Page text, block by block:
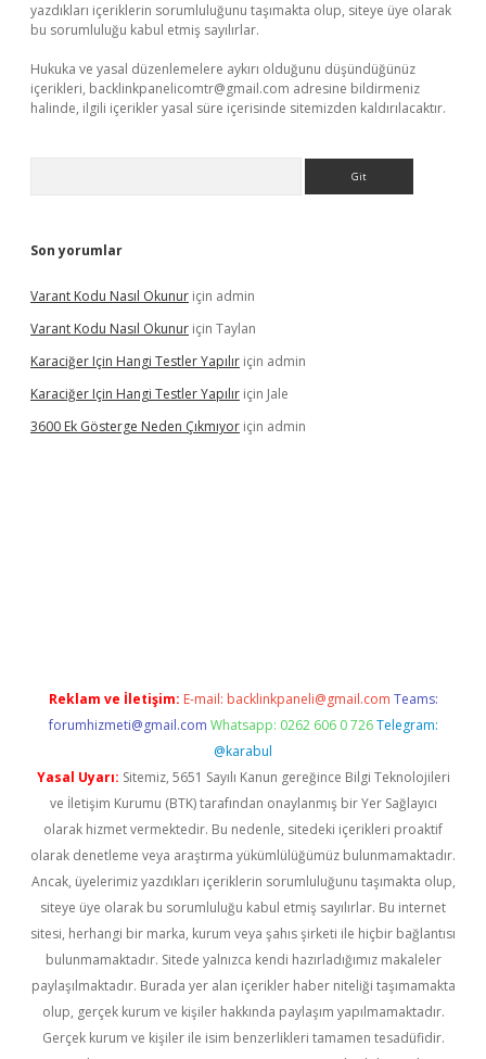
yazdıkları içeriklerin sorumluluğunu taşımakta olup, siteye üye olarak
bu sorumluluğu kabul etmiş sayılırlar.
Hukuka ve yasal düzenlemelere aykırı olduğunu düşündüğünüz
içerikleri, backlinkpanelicomtr@gmail.com adresine bildirmeniz
halinde, ilgili içerikler yasal süre içerisinde sitemizden kaldırılacaktır.
Son yorumlar
Varant Kodu Nasıl Okunur için admin
Varant Kodu Nasıl Okunur için Taylan
Karaciğer Için Hangi Testler Yapılır için admin
Karaciğer Için Hangi Testler Yapılır için Jale
3600 Ek Gösterge Neden Çıkmıyor için admin
Reklam ve İletişim: E-mail: backlinkpaneli@gmail.com Teams:
forumhizmeti@gmail.com Whatsapp: 0262 606 0 726 Telegram:
@karabul
Yasal Uyarı: Sitemiz, 5651 Sayılı Kanun gereğince Bilgi Teknolojileri
ve İletişim Kurumu (BTK) tarafından onaylanmış bir Yer Sağlayıcı
olarak hizmet vermektedir. Bu nedenle, sitedeki içerikleri proaktif
olarak denetleme veya araştırma yükümlülüğümüz bulunmamaktadır.
Ancak, üyelerimiz yazdıkları içeriklerin sorumluluğunu taşımakta olup,
siteye üye olarak bu sorumluluğu kabul etmiş sayılırlar. Bu internet
sitesi, herhangi bir marka, kurum veya şahıs şirketi ile hiçbir bağlantısı
bulunmamaktadır. Sitede yalnızca kendi hazırladığımız makaleler
paylaşılmaktadır. Burada yer alan içerikler haber niteliği taşımamakta
olup, gerçek kurum ve kişiler hakkında paylaşım yapılmamaktadır.
Gerçek kurum ve kişiler ile isim benzerlikleri tamamen tesadüfidir.